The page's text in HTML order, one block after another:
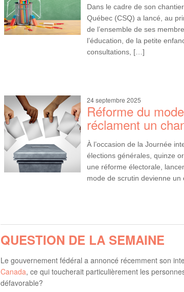
Dans le cadre de son
Québec (CSQ) a lancé, au
de l’ensemble de ses
l’éducation, de la petite
consultations, […]
24 septembre 2025
Réforme du
réclament un
À l’occasion de la Journée
élections générales, quinze
une réforme électorale,
mode de scrutin devienne
QUESTION DE LA SEMAINE
Le gouvernement fédéral a annoncé récemment son
Canada, ce qui toucherait particulièrement les
défavorable?